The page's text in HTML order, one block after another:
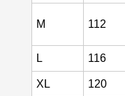
M 112
L 116
XL 120